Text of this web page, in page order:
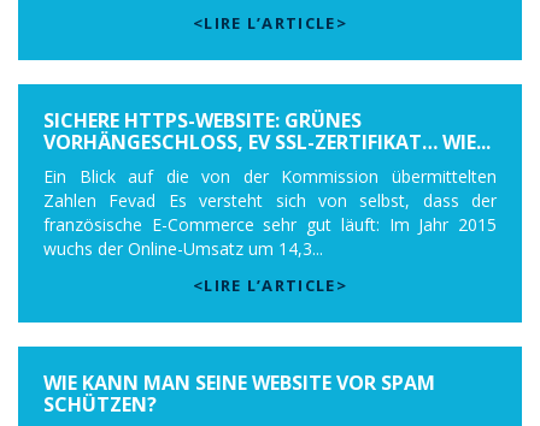
<LIRE L’ARTICLE>
SICHERE HTTPS-WEBSITE: GRÜNES
VORHÄNGESCHLOSS, EV SSL-ZERTIFIKAT… WIE...
Ein Blick auf die von der Kommission übermittelten
Zahlen Fevad Es versteht sich von selbst, dass der
französische E-Commerce sehr gut läuft: Im Jahr 2015
wuchs der Online-Umsatz um 14,3...
<LIRE L’ARTICLE>
WIE KANN MAN SEINE WEBSITE VOR SPAM
SCHÜTZEN?